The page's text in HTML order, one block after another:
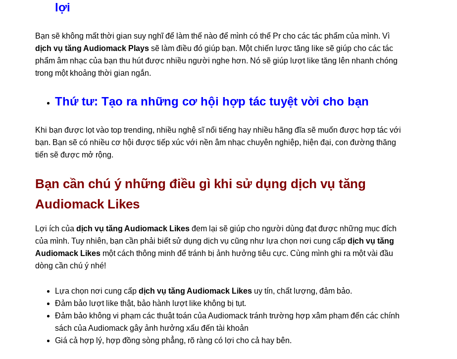
lợi
Bạn sẽ không mất thời gian suy nghĩ để làm thế nào để mình có thể Pr cho các tác phẩm của mình. Vì
dịch vụ tăng Audiomack Plays sẽ làm điều đó giúp bạn. Một chiến lược tăng like sẽ giúp cho các tác
phẩm âm nhạc của bạn thu hút được nhiều người nghe hơn. Nó sẽ giúp lượt like tăng lên nhanh chóng
trong một khoảng thời gian ngắn.
Thứ tư: Tạo ra những cơ hội hợp tác tuyệt vời cho bạn
Khi bạn được lọt vào top trending, nhiều nghệ sĩ nổi tiếng hay nhiều hãng đĩa sẽ muốn được hợp tác với
bạn. Bạn sẽ có nhiều cơ hội được tiếp xúc với nền âm nhạc chuyên nghiệp, hiện đại, con đường thăng
tiến sẽ được mở rộng.
Bạn cần chú ý những điều gì khi sử dụng dịch vụ tăng
Audiomack Likes
Lợi ích của dịch vụ tăng Audiomack Likes đem lại sẽ giúp cho người dùng đạt được những mục đích
của mình. Tuy nhiên, bạn cần phải biết sử dụng dịch vụ cũng như lựa chọn nơi cung cấp dịch vụ tăng
Audiomack Likes một cách thông minh để tránh bị ảnh hưởng tiêu cực. Cùng mình ghi ra một vài đầu
dòng cần chú ý nhé!
Lựa chọn nơi cung cấp dịch vụ tăng Audiomack Likes uy tín, chất lượng, đảm bảo.
Đảm bảo lượt like thật, bảo hành lượt like không bị tụt.
Đảm bảo không vi phạm các thuật toán của Audiomack tránh trường hợp xâm phạm đến các chính
sách của Audiomack gây ảnh hưởng xấu đến tài khoản
Giá cả hợp lý, hợp đồng sòng phẳng, rõ ràng có lợi cho cả hay bên.